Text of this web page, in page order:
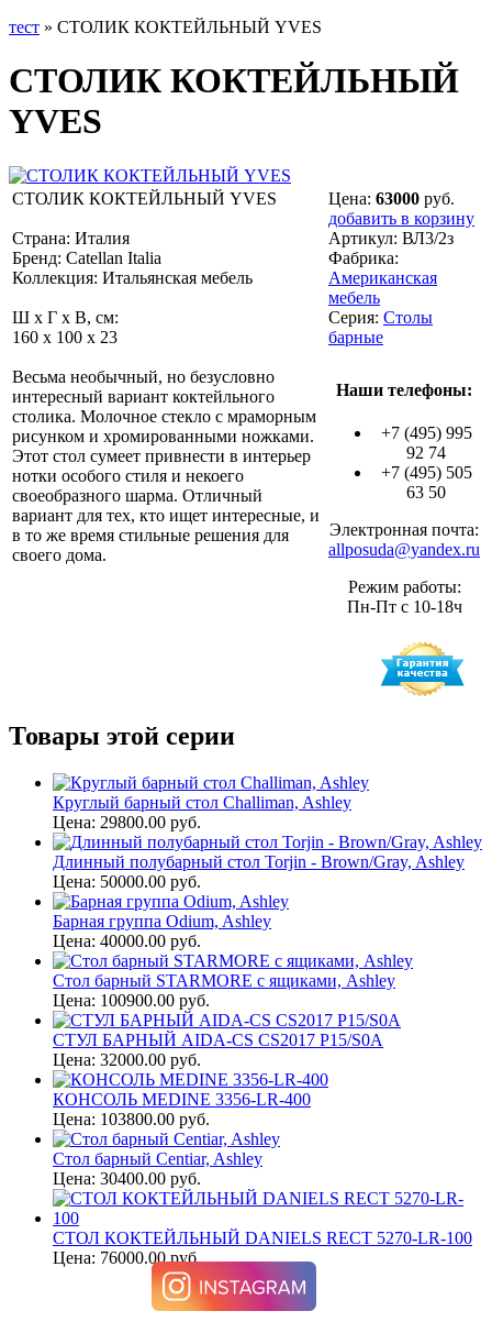
тест » СТОЛИК КОКТЕЙЛЬНЫЙ YVES
СТОЛИК КОКТЕЙЛЬНЫЙ
YVES
СТОЛИК КОКТЕЙЛЬНЫЙ YVES
Страна: Италия
Бренд: Catellan Italia
Коллекция: Итальянская мебель
Ш x Г x В, см:
160 x 100 x 23
Весьма необычный, но безусловно
интересный вариант коктейльного
столика. Молочное стекло с мраморным
рисунком и хромированными ножками.
Этот стол сумеет привнести в интерьер
нотки особого стиля и некоего
своеобразного шарма. Отличный
вариант для тех, кто ищет интересные, и
в то же время стильные решения для
своего дома.
Цена: 63000 руб.
добавить в корзину
Артикул: ВЛ3/2з
Фабрика:
Американская
мебель
Серия: Столы
барные
Наши телефоны:
+7 (495) 995
92 74
+7 (495) 505
63 50
Электронная почта:
allposuda@yandex.ru
Режим работы:
Пн-Пт с 10-18ч
Товары этой серии
Круглый барный стол Challiman, Ashley
Цена: 29800.00 руб.
Длинный полубарный стол Torjin - Brown/Gray, Ashley
Цена: 50000.00 руб.
Барная группа Odium, Ashley
Цена: 40000.00 руб.
Стол барный STARMORE с ящиками, Ashley
Цена: 100900.00 руб.
СТУЛ БАРНЫЙ AIDA-CS CS2017 P15/S0A
Цена: 32000.00 руб.
КОНСОЛЬ MEDINE 3356-LR-400
Цена: 103800.00 руб.
Cтол барный Centiar, Ashley
Цена: 30400.00 руб.
СТОЛ КОКТЕЙЛЬНЫЙ DANIELS RECT 5270-LR-100
Цена: 76000.00 руб.